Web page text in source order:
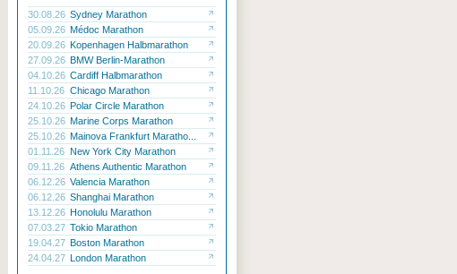
30.08.26 Sydney Marathon
05.09.26 Médoc Marathon
20.09.26 Kopenhagen Halbmarathon
27.09.26 BMW Berlin-Marathon
04.10.26 Cardiff Halbmarathon
11.10.26 Chicago Marathon
24.10.26 Polar Circle Marathon
25.10.26 Marine Corps Marathon
25.10.26 Mainova Frankfurt Maratho...
01.11.26 New York City Marathon
09.11.26 Athens Authentic Marathon
06.12.26 Valencia Marathon
06.12.26 Shanghai Marathon
13.12.26 Honolulu Marathon
07.03.27 Tokio Marathon
19.04.27 Boston Marathon
24.04.27 London Marathon